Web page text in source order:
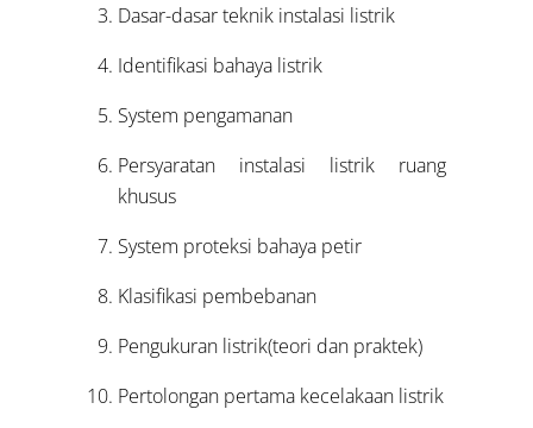
Dasar-dasar teknik instalasi listrik
Identifikasi bahaya listrik
System pengamanan
Persyaratan instalasi listrik ruang
khusus
System proteksi bahaya petir
Klasifikasi pembebanan
Pengukuran listrik(teori dan praktek)
Pertolongan pertama kecelakaan listrik